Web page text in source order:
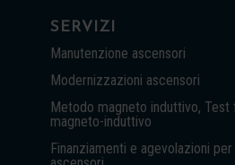
SERVIZI
Manutenzione ascensori
Modernizzazioni ascensori
Metodo magneto induttivo, Test
magneto-induttivo
Finanziamenti e agevolazioni per